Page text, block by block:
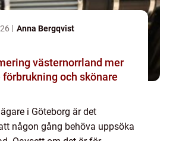
Anna Bergqvist
västernorrland mer
och skönare
i Göteborg är det
någon gång behöva uppsöka